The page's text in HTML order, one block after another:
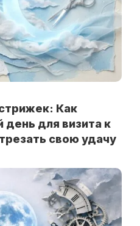
Как
для визита к
свою удачу